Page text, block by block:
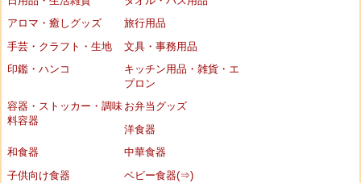
アロマ・癒しグッズ
旅行用品
手芸・クラフト・生地
文具・事務用品
印鑑・ハンコ
キッチン用品・雑貨・エ
プロン
容器・ストッカー・調味
料容器
お弁当グッズ
洋食器
和食器
中華食器
子供向け食器
ベビー食器(⇒)